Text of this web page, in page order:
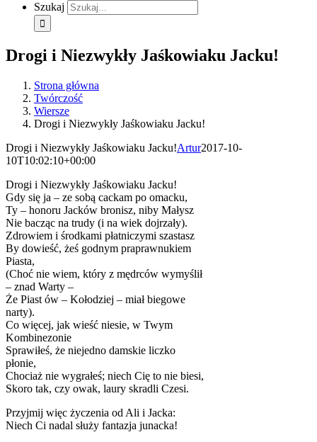
Szukaj
Drogi i Niezwykły Jaśkowiaku Jacku!
Strona główna
Twórczość
Wiersze
Drogi i Niezwykły Jaśkowiaku Jacku!
Drogi i Niezwykły Jaśkowiaku Jacku!Artur2017-10-
10T10:02:10+00:00
Drogi i Niezwykły Jaśkowiaku Jacku!
Gdy się ja – ze sobą cackam po omacku,
Ty – honoru Jacków bronisz, niby Małysz
Nie bacząc na trudy (i na wiek dojrzały).
Zdrowiem i środkami płatniczymi szastasz
By dowieść, żeś godnym praprawnukiem
Piasta,
(Choć nie wiem, który z mędrców wymyślił
– znad Warty –
Że Piast ów – Kołodziej – miał biegowe
narty).
Co więcej, jak wieść niesie, w Twym
Kombinezonie
Sprawiłeś, że niejedno damskie liczko
płonie,
Chociaż nie wygrałeś; niech Cię to nie biesi,
Skoro tak, czy owak, laury skradli Czesi.
Przyjmij więc życzenia od Ali i Jacka:
Niech Ci nadal służy fantazja junacka!